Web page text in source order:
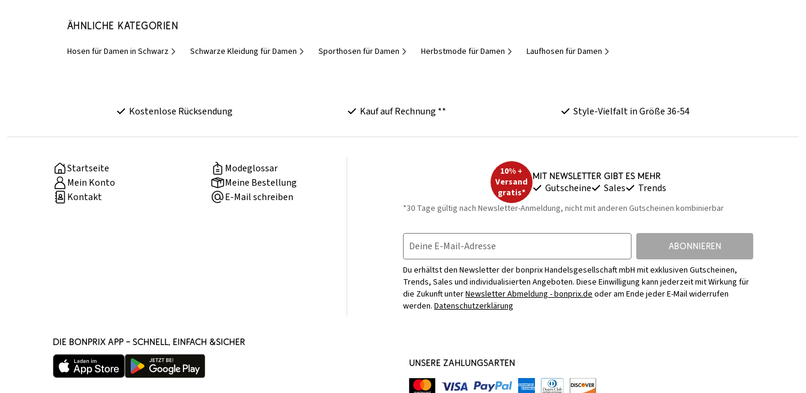
Ähnliche Kategorien
Hosen für Damen in Schwarz Schwarze Kleidung für Damen Sporthosen für Damen Herbstmode für Damen Laufhosen für Damen
Kostenlose Rücksendung Kauf auf Rechnung ** Style-Vielfalt in Größe 36-54
Startseite
Modeglossar
Mein Konto
Meine Bestellung
Kontakt
E-Mail schreiben
10% +
Versand
gratis*
Mit Newsletter gibt es mehr
Gutscheine Sales Trends
*30 Tage gültig nach Newsletter-Anmeldung, nicht mit anderen Gutscheinen kombinierbar
Deine E-Mail-Adresse ABONNIEREN
Du erhältst den Newsletter der bonprix Handelsgesellschaft mbH mit exklusiven Gutscheinen,
Trends, Sales und individualisierten Angeboten. Diese Einwilligung kann jederzeit mit Wirkung für
die Zukunft unterNewsletter Abmeldung - bonprix.deoder am Ende jeder E-Mail widerrufen
werden. Datenschutzerklärung
DIE BONPRIX APP – SCHNELL, EINFACH &SICHER
UNSERE ZAHLUNGSARTEN